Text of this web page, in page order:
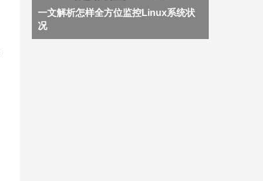
一文解析怎样全方位监控Linux系统状
况